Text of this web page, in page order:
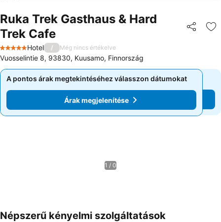
Ruka Trek Gasthaus & Hard
Trek Cafe
5 Kategória
Hotel / Még nincs értékelve
Vuosselintie 8, 93830, Kuusamo, Finnország
A pontos árak megtekintéséhez válasszon dátumokat
Árak megjelenítése
A pontos árak megtekintéséhez válasszon dátumokat
Árak megjelenítése
1 / 0
Népszerű kényelmi szolgáltatások